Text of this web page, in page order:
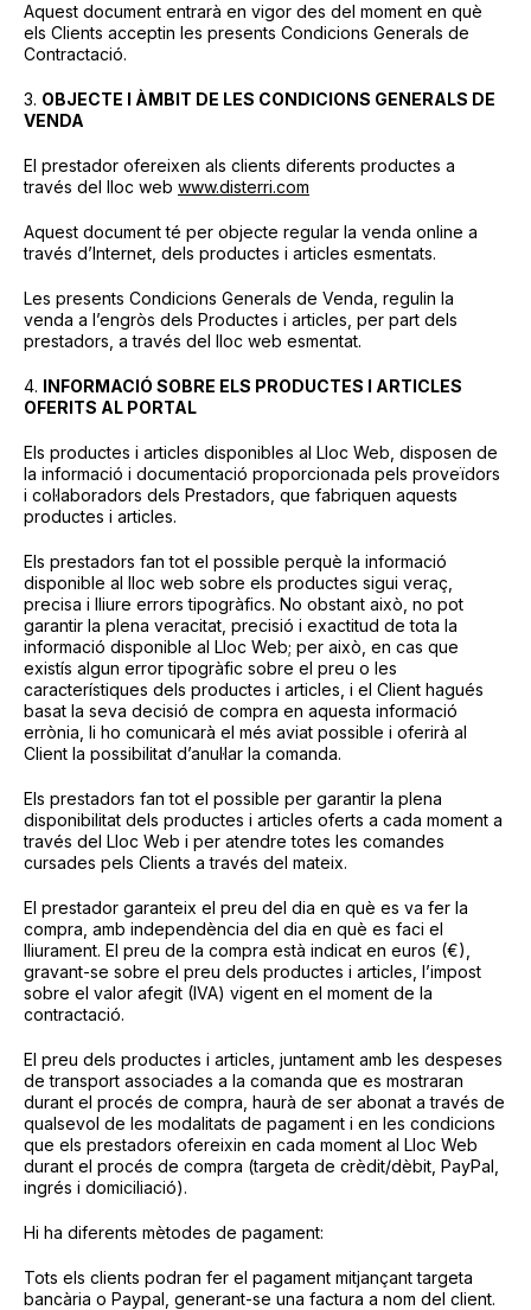
Aquest document entrarà en vigor des del moment en què
els Clients acceptin les presents Condicions Generals de
Contractació.
3. OBJECTE I ÀMBIT DE LES CONDICIONS GENERALS DE
VENDA
El prestador ofereixen als clients diferents productes a
través del lloc web www.disterri.com
Aquest document té per objecte regular la venda online a
través d’Internet, dels productes i articles esmentats.
Les presents Condicions Generals de Venda, regulin la
venda a l’engròs dels Productes i articles, per part dels
prestadors, a través del lloc web esmentat.
4. INFORMACIÓ SOBRE ELS PRODUCTES I ARTICLES
OFERITS AL PORTAL
Els productes i articles disponibles al Lloc Web, disposen de
la informació i documentació proporcionada pels proveïdors
i col·laboradors dels Prestadors, que fabriquen aquests
productes i articles.
Els prestadors fan tot el possible perquè la informació
disponible al lloc web sobre els productes sigui veraç,
precisa i lliure errors tipogràfics. No obstant això, no pot
garantir la plena veracitat, precisió i exactitud de tota la
informació disponible al Lloc Web; per això, en cas que
existís algun error tipogràfic sobre el preu o les
característiques dels productes i articles, i el Client hagués
basat la seva decisió de compra en aquesta informació
errònia, li ho comunicarà el més aviat possible i oferirà al
Client la possibilitat d’anul·lar la comanda.
Els prestadors fan tot el possible per garantir la plena
disponibilitat dels productes i articles oferts a cada moment a
través del Lloc Web i per atendre totes les comandes
cursades pels Clients a través del mateix.
El prestador garanteix el preu del dia en què es va fer la
compra, amb independència del dia en què es faci el
lliurament. El preu de la compra està indicat en euros (€),
gravant-se sobre el preu dels productes i articles, l’impost
sobre el valor afegit (IVA) vigent en el moment de la
contractació.
El preu dels productes i articles, juntament amb les despeses
de transport associades a la comanda que es mostraran
durant el procés de compra, haurà de ser abonat a través de
qualsevol de les modalitats de pagament i en les condicions
que els prestadors ofereixin en cada moment al Lloc Web
durant el procés de compra (targeta de crèdit/dèbit, PayPal,
ingrés i domiciliació).
Hi ha diferents mètodes de pagament:
Tots els clients podran fer el pagament mitjançant targeta
bancària o Paypal, generant-se una factura a nom del client.